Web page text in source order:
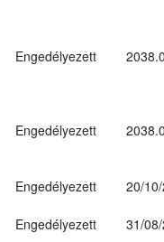
Engedélyezett
Engedélyezett
Engedélyezett
20/
Engedélyezett
31/